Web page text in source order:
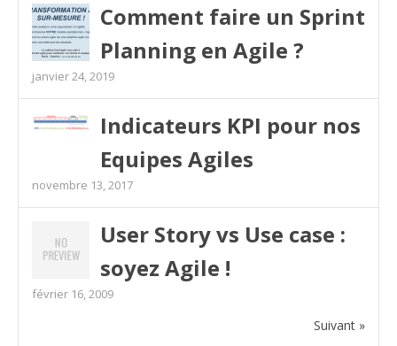
Comment faire un Sprint
Planning en Agile ?
janvier 24, 2019
Indicateurs KPI pour nos
Equipes Agiles
novembre 13, 2017
User Story vs Use case :
soyez Agile !
février 16, 2009
Suivant »